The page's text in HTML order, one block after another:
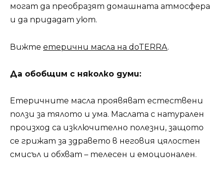
могат да преобразят домашната атмосфера
и да придадат уют.
Вижте етерични масла на doTERRA.
Да обобщим с няколко думи:
Етеричните масла проявяват естествени
ползи за тялото и ума. Маслата с натурален
произход са изключително полезни, защото
се грижат за здравето в неговия цялостен
смисъл и обхват – телесен и емоционален.